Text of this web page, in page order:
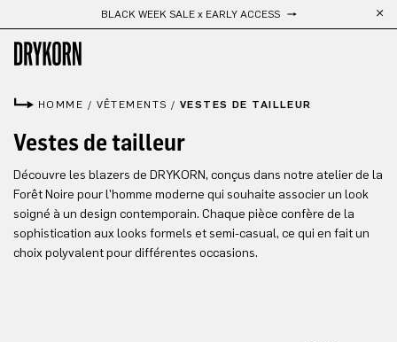
Passer au contenu principalBLACK WEEK SALE x EARLY ACCESS
HOMME / VÊTEMENTS / VESTES DE TAILLEUR
Vestes de tailleur
Découvre les blazers de DRYKORN, conçus dans notre atelier de la
Forêt Noire pour l'homme moderne qui souhaite associer un look
soigné à un design contemporain. Chaque pièce confère de la
sophistication aux looks formels et semi-casual, ce qui en fait un
choix polyvalent pour différentes occasions.